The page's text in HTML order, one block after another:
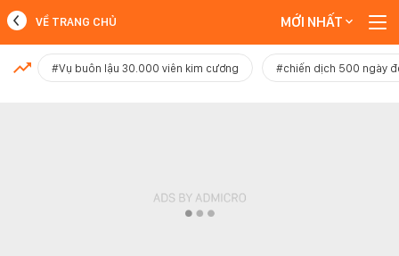
MỚI NHẤT
VỀ TRANG CHỦ MỚI NHẤT
#Vụ buôn lậu 30.000 viên kim cương #chiến dịch 500 ngày